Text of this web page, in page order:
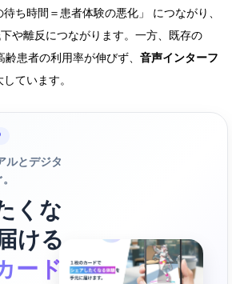
ち時間＝患者体験の悪化」 につながり、
や離反につながります。一方、既存の
患者の利用率が伸びず、 音声インターフ
ています。
ルとデジタ
くな
ける
ード